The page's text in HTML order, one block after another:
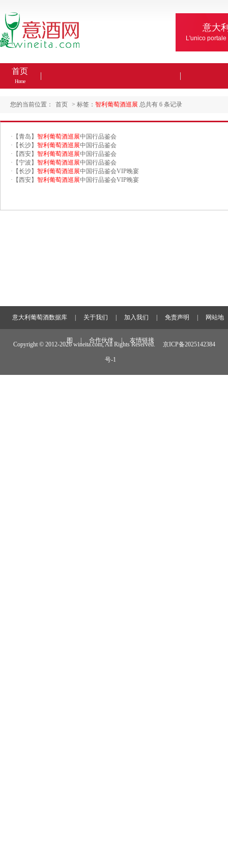
意大
L'unico
首页
Home
您的当前位置： 首页 > 标签： 智利葡萄酒巡展 总共有 6 条记录
· 【青岛】 智利葡萄酒巡展中国行品鉴会
· 【长沙】 智利葡萄酒巡展中国行品鉴会
· 【西安】 智利葡萄酒巡展中国行品鉴会
· 【宁波】 智利葡萄酒巡展中国行品鉴会
· 【长沙】 智利葡萄酒巡展中国行品鉴会VIP晚宴
· 【西安】 智利葡萄酒巡展中国行品鉴会VIP晚宴
意大利葡萄酒数据库 关于我们 加入我们 免责声明 网站地
图 合作伙伴 友情链接
Copyright © 2012-2026 wineita.com, All Rights Reserved. 京ICP备2025142384
号-1